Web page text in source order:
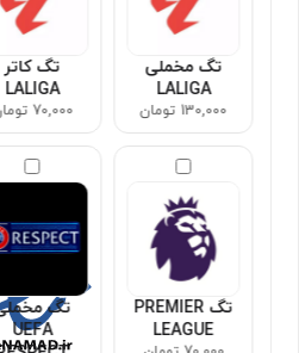
تگ مخملی
LALIGA
130,000 تومان
تگ کاتر
LALIGA
70,000 تومان
تگ PREMIER
LEAGUE
تگ
UEFA
مجوزها